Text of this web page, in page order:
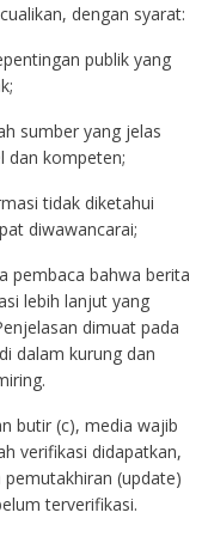
dengan syarat:
publik yang
sumber yang jelas
dan kompeten;
tidak diketahui
diwawancarai;
pembaca bahwa berita
lebih lanjut yang
dimuat pada
dalam kurung dan
butir (c), media wajib
verifikasi didapatkan,
(update)
terverifikasi.